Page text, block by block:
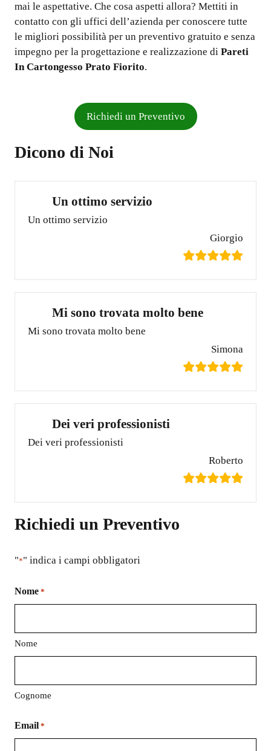
mai le aspettative. Che cosa aspetti allora? Mettiti in
contatto con gli uffici dell’azienda per conoscere tutte
le migliori possibilità per un preventivo gratuito e senza
impegno per la progettazione e realizzazione di Pareti
In Cartongesso Prato Fiorito.
Richiedi un Preventivo
Dicono di Noi
Un ottimo servizio
Un ottimo servizio
Giorgio
Mi sono trovata molto bene
Mi sono trovata molto bene
Simona
Dei veri professionisti
Dei veri professionisti
Roberto
Richiedi un Preventivo
"*" indica i campi obbligatori
Nome *
Nome
Cognome
Email *